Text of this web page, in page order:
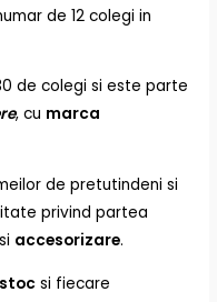
de 12 colegi in
de colegi si este parte
, cu marca
de pretutindeni si
privind partea
si accesorizare.
si fiecare